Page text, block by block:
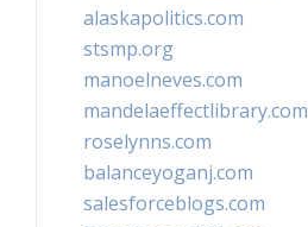
alaskapolitics.com
stsmp.org
manoelneves.com
mandelaeffectlibrary.com
roselynns.com
balanceyoganj.com
salesforceblogs.com